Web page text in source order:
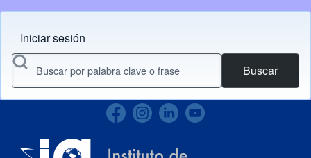
Menu do usuário
Iniciar sesión
Buscar